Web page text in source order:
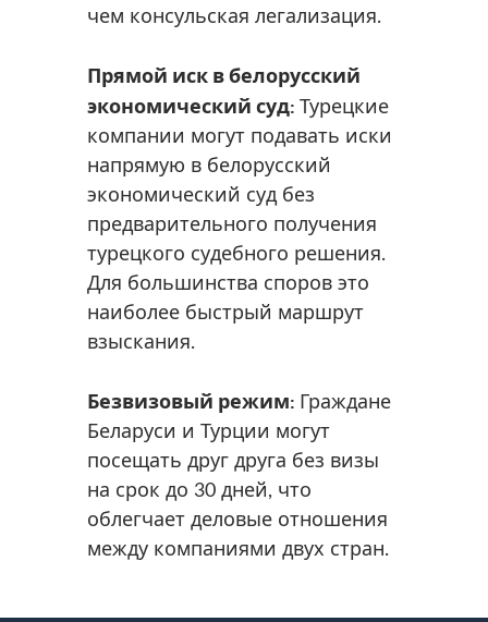
чем консульская легализация.
Прямой иск в белорусский
экономический суд: Турецкие
компании могут подавать иски
напрямую в белорусский
экономический суд без
предварительного получения
турецкого судебного решения.
Для большинства споров это
наиболее быстрый маршрут
взыскания.
Безвизовый режим: Граждане
Беларуси и Турции могут
посещать друг друга без визы
на срок до 30 дней, что
облегчает деловые отношения
между компаниями двух стран.